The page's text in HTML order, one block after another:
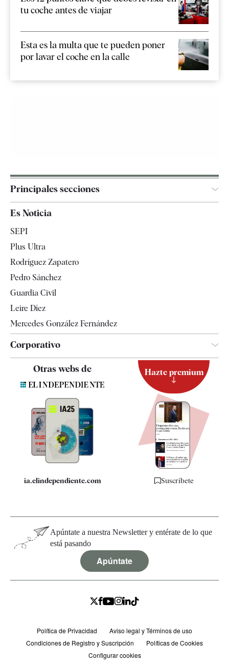
tu coche antes de viajar
Esta es la multa que te pueden poner
por lavar el coche en la calle
Principales secciones
España
Televisión
Es Noticia
SEPI
Plus Ultra
Rodríguez Zapatero
Pedro Sánchez
Guardia Civil
Leire Díez
Mercedes González Fernández
Corporativo
Contacto
Quiénes somos
Especificaciones
Otras webs de
ia.elindependiente.com
Hazte premium
Suscríbete
Apúntate a nuestra Newsletter y entérate de lo que
está pasando
Apúntate
Política de Privacidad
Aviso legal y Términos de uso
Condiciones de Registro y Suscripción
Políticas de Cookies
Configurar cookies